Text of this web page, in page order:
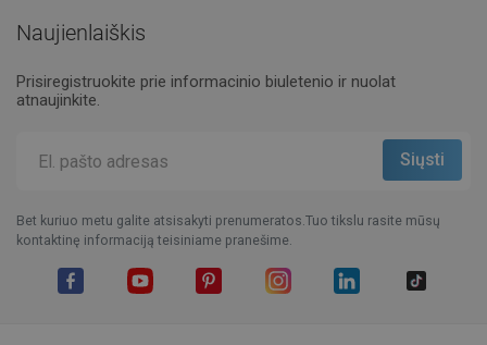
Naujienlaiškis
Prisiregistruokite prie informacinio biuletenio ir nuolat
atnaujinkite.
Bet kuriuo metu galite atsisakyti prenumeratos.Tuo tikslu rasite mūsų
kontaktinę informaciją teisiniame pranešime.